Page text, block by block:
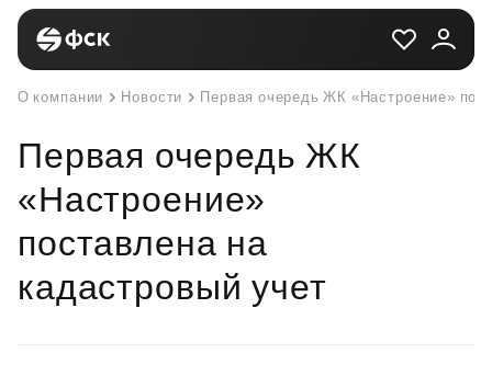
О компании Новости Первая очередь ЖК «Настроение»
Первая очередь ЖК
«Настроение»
поставлена на
кадастровый учет